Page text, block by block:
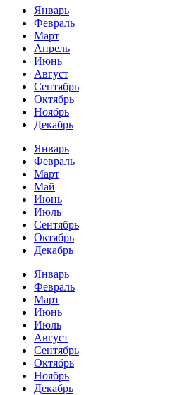
Январь
Февраль
Март
Апрель
Июнь
Август
Сентябрь
Октябрь
Ноябрь
Декабрь
Январь
Февраль
Март
Май
Июнь
Июль
Сентябрь
Октябрь
Декабрь
Январь
Февраль
Март
Июнь
Июль
Август
Сентябрь
Октябрь
Ноябрь
Декабрь